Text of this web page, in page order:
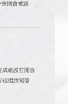
俠則會被踢
成維護並開放
裡繼續闖蕩